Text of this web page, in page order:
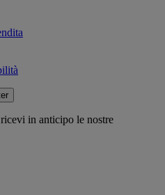
in anticipo le nostre